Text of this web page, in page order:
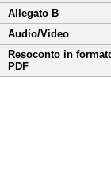
Allegato B
Audio/Video
Resoconto in
PDF